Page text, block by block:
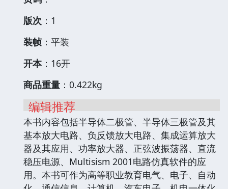
版次 ：1
装帧 ：平装
开本：16开
商品重量 ：0.422kg
编辑推荐
本书内容包括半导体二极管、半导体三极管及其
基本放大电路、负反馈放大电路、集成运算放大
器及其应用、功率放大器、正弦波振荡器、直流
稳压电源、Multisism 2001电路仿真软件的应
用。本书可作为高等职业教育电气、电子、自动